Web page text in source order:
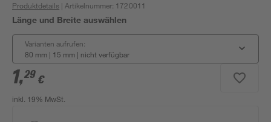
Produktdetails | Artikelnummer: 1720011
Länge und Breite auswählen
Varianten aufrufen:
80 mm | 15 mm | nicht verfügbar
1,29 €
inkl. 19% MwSt.